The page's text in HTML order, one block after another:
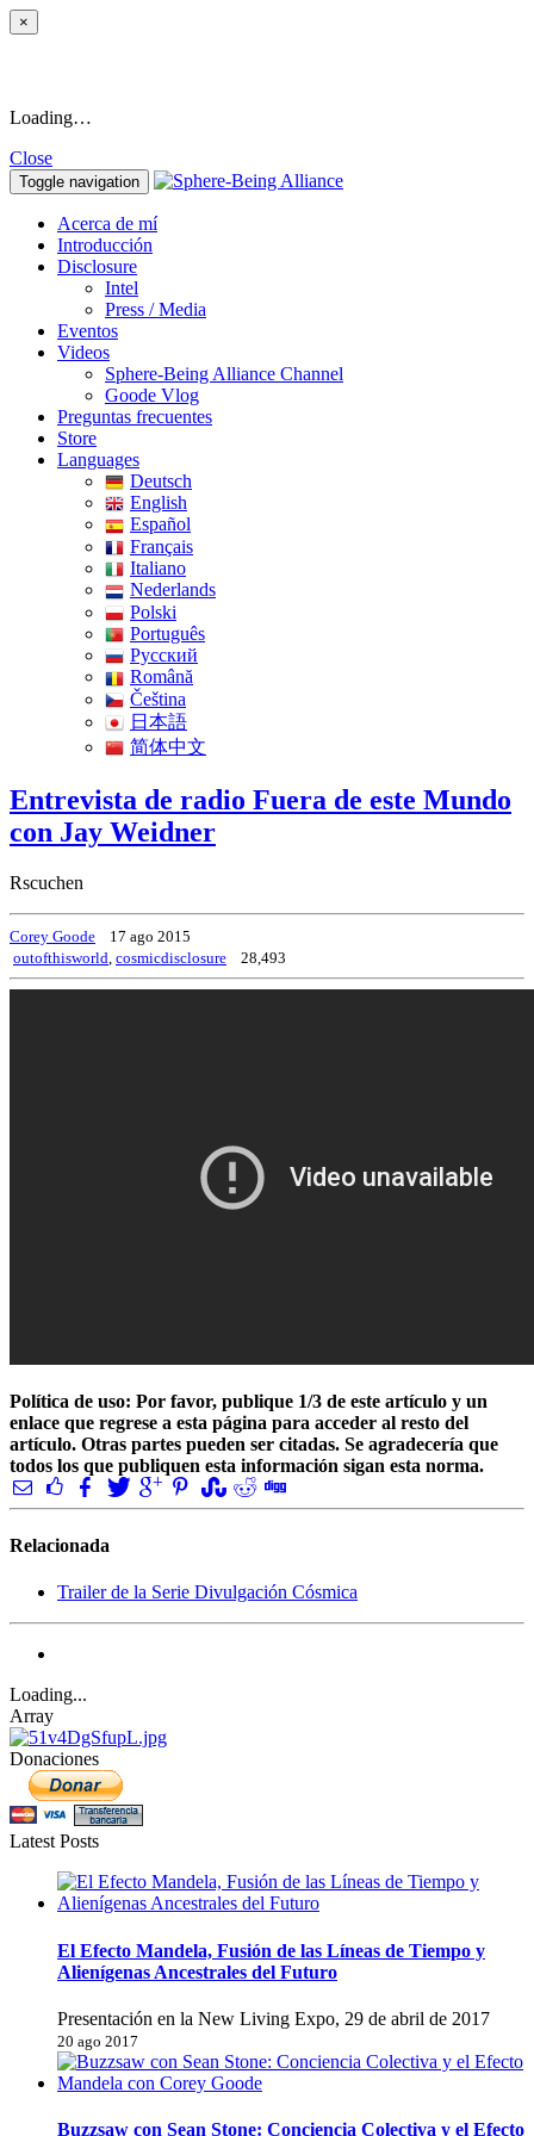
×
Loading…
Close
Toggle navigation
Acerca de mí
Introducción
Disclosure
Intel
Press / Media
Eventos
Videos
Sphere-Being Alliance Channel
Goode Vlog
Preguntas frecuentes
Store
Languages
Deutsch
English
Español
Français
Italiano
Nederlands
Polski
Português
Pусский
Română
Čeština
日本語
简体中文
Entrevista de radio Fuera de este Mundo
con Jay Weidner
Rscuchen
Corey Goode
17 ago 2015
outofthisworld cosmicdisclosure 28,493
Política de uso: Por favor, publique 1/3 de este artículo y un
enlace que regrese a esta página para acceder al resto del
artículo. Otras partes pueden ser citadas. Se agradecería que
todos los que publiquen esta información sigan esta norma.
Relacionada
Trailer de la Serie Divulgación Cósmica
Loading...
Array
Donaciones
Latest Posts
El Efecto Mandela, Fusión de las Líneas de Tiempo y
Alienígenas Ancestrales del Futuro
Presentación en la New Living Expo, 29 de abril de 2017
20 ago 2017
Buzzsaw con Sean Stone: Conciencia Colectiva y el Efecto